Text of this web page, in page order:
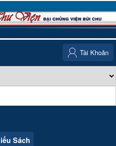
Sách
Tài Khoản